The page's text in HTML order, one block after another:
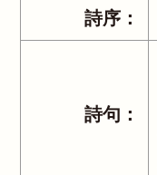
詩序：
詩句：